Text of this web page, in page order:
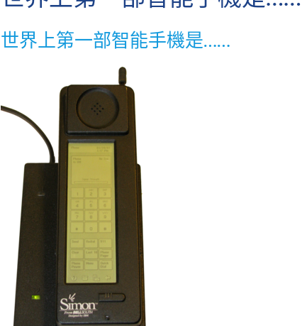
世界上第一部智能手機是……